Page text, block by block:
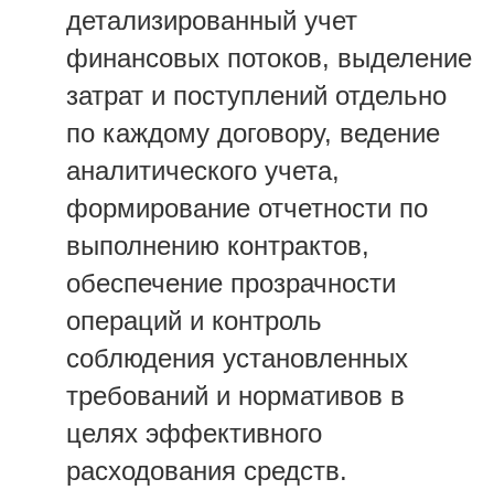
детализированный учет
финансовых потоков, выделение
затрат и поступлений отдельно
по каждому договору, ведение
аналитического учета,
формирование отчетности по
выполнению контрактов,
обеспечение прозрачности
операций и контроль
соблюдения установленных
требований и нормативов в
целях эффективного
расходования средств.